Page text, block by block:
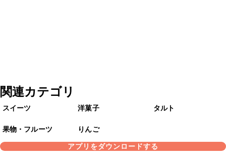
関連カテゴリ
スイーツ 洋菓子 タルト
果物・フルーツ
りんご
アプリをダウンロードする